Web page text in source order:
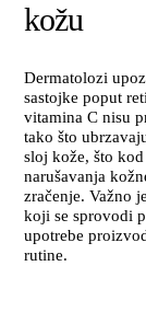
kožu
Dermatolozi
sastojke poput
vitamina C nisu
tako što
sloj kože, što
narušavanja
zračenje. Važno
koji se sprovodi
upotrebe
rutine.